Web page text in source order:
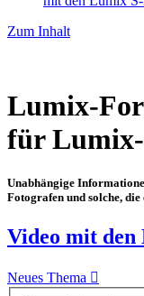
Zum Inhalt
Lumix-
für
Unabhängige
Fotografen und solche, die
Video mit
Neues Thema